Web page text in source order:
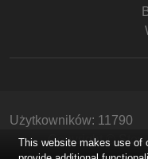
Użytkowników: 11790
Copyright ©
This website makes use of